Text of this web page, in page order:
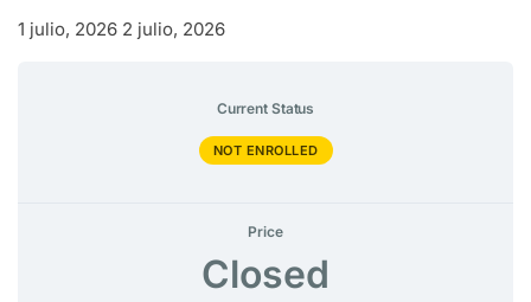
1 julio, 2026 2 julio, 2026
Current Status
NOT ENROLLED
Price
Closed